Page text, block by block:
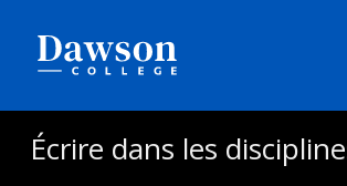
Écrire dans les